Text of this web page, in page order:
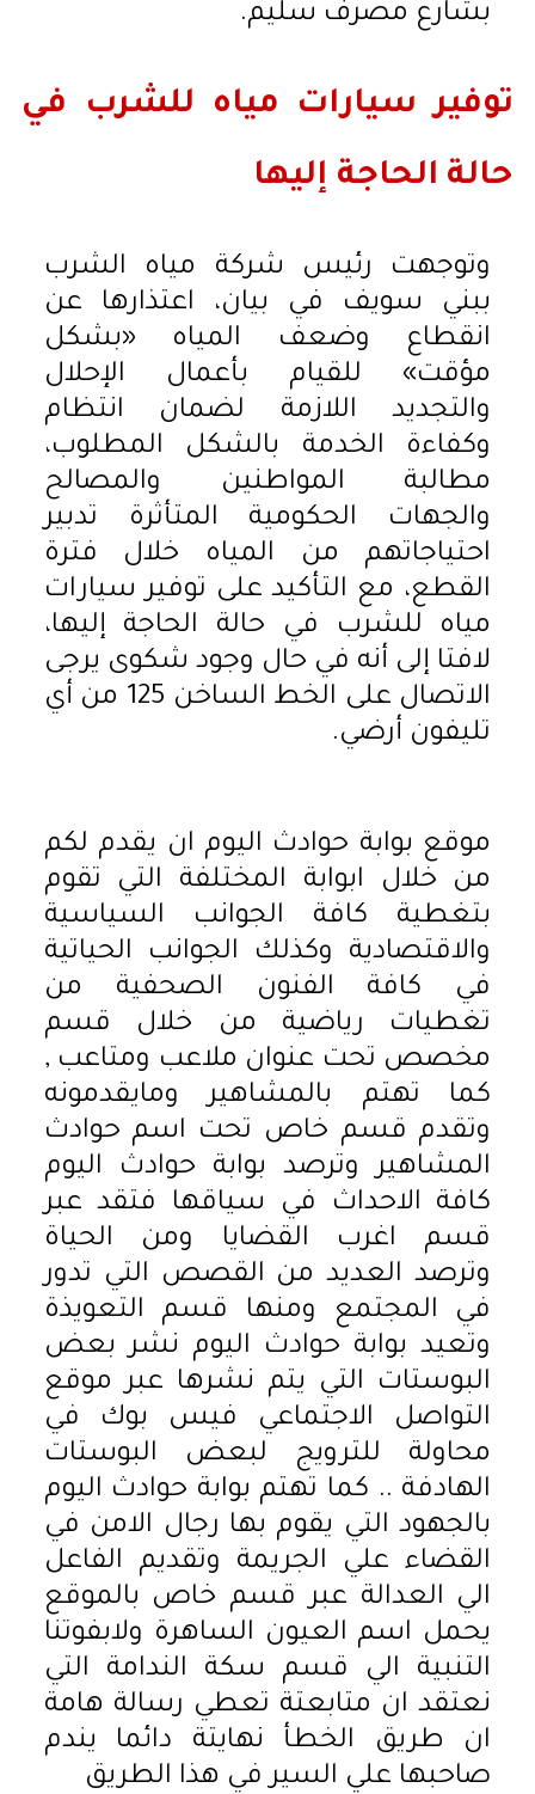
بشارع مصرف سليم.
توفير سيارات مياه للشرب في
حالة الحاجة إليها
وتوجهت رئيس شركة مياه الشرب
ببني سويف في بيان، اعتذارها عن
انقطاع وضعف المياه «بشكل
مؤقت» للقيام بأعمال الإحلال
والتجديد اللازمة لضمان انتظام
وكفاءة الخدمة بالشكل المطلوب،
مطالبة المواطنين والمصالح
والجهات الحكومية المتأثرة تدبير
احتياجاتهم من المياه خلال فترة
القطع، مع التأكيد على توفير سيارات
مياه للشرب في حالة الحاجة إليها،
لافتا إلى أنه في حال وجود شكوى يرجى
الاتصال على الخط الساخن 125 من أي
تليفون أرضي.
موقع بوابة حوادث اليوم ان يقدم لكم
من خلال ابوابة المختلفة التي تقوم
بتغطية كافة الجوانب السياسية
والاقتصادية وكذلك الجوانب الحياتية
في كافة الفنون الصحفية من
تغطيات رياضية من خلال قسم
مخصص تحت عنوان ملاعب ومتاعب ,
كما تهتم بالمشاهير ومايقدمونه
وتقدم قسم خاص تحت اسم حوادث
المشاهير وترصد بوابة حوادث اليوم
كافة الاحداث في سياقها فتقد عبر
قسم اغرب القضايا ومن الحياة
وترصد العديد من القصص التي تدور
في المجتمع ومنها قسم التعويذة
وتعيد بوابة حوادث اليوم نشر بعض
البوستات التي يتم نشرها عبر موقع
التواصل الاجتماعي فيس بوك في
محاولة للترويج لبعض البوستات
الهادفة .. كما تهتم بوابة حوادث اليوم
بالجهود التي يقوم بها رجال الامن في
القضاء علي الجريمة وتقديم الفاعل
الي العدالة عبر قسم خاص بالموقع
يحمل اسم العيون الساهرة ولابفوتنا
التنبية الي قسم سكة الندامة التي
نعتقد ان متابعتة تعطي رسالة هامة
ان طريق الخطأ نهايتة دائما يندم
صاحبها علي السير في هذا الطريق